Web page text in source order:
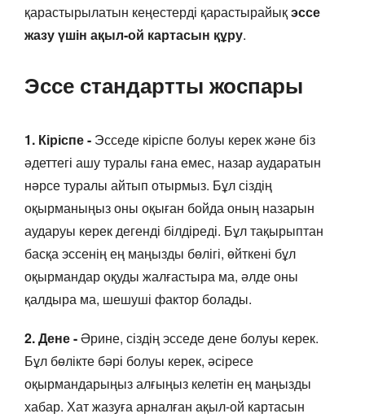
қарастырылатын кеңестерді қарастырайықэссе
жазу үшін ақыл-ой картасын құру.
Эссе стандартты жоспары
1. Кіріспе - Эсседе кіріспе болуы керек және біз
әдеттегі ашу туралы ғана емес, назар аударатын
нәрсе туралы айтып отырмыз. Бұл сіздің
оқырманыңыз оны оқыған бойда оның назарын
аударуы керек дегенді білдіреді. Бұл тақырыптан
басқа эссенің ең маңызды бөлігі, өйткені бұл
оқырмандар оқуды жалғастыра ма, әлде оны
қалдыра ма, шешуші фактор болады.
2. Дене -Әрине, сіздің эсседе дене болуы керек.
Бұл бөлікте бәрі болуы керек, әсіресе
оқырмандарыңыз алғыңыз келетін ең маңызды
хабар. Хат жазуға арналған ақыл-ой картасын